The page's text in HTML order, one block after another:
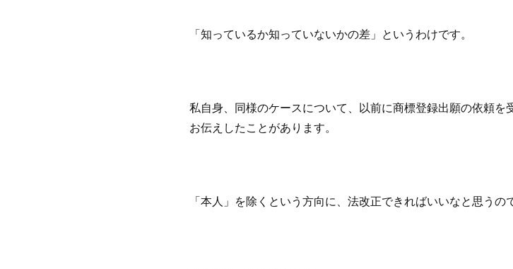
「知っているか知っていないかの差」というわけです。
私自身、同様のケースについて、以前に商標登録出願の依頼
お伝えしたことがあります。
「本人」を除くという方向に、法改正できればいいなと思うの